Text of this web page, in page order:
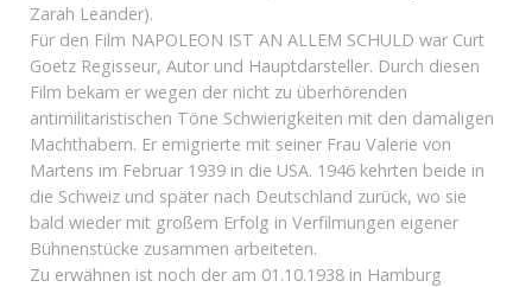
Zarah Leander).
Für den Film NAPOLEON IST AN ALLEM SCHULD war Curt
Goetz Regisseur, Autor und Hauptdarsteller. Durch diesen
Film bekam er wegen der nicht zu überhörenden
antimilitaristischen Töne Schwierigkeiten mit den damaligen
Machthabern. Er emigrierte mit seiner Frau Valerie von
Martens im Februar 1939 in die USA. 1946 kehrten beide in
die Schweiz und später nach Deutschland zurück, wo sie
bald wieder mit großem Erfolg in Verfilmungen eigener
Bühnenstücke zusammen arbeiteten.
Zu erwähnen ist noch der am 01.10.1938 in Hamburg